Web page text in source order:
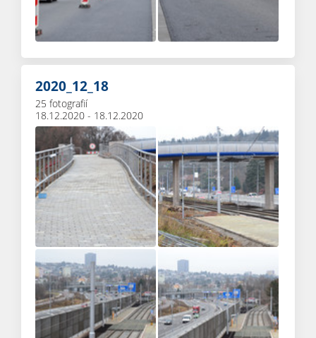
2020_12_18
25 fotografií
18.12.2020 - 18.12.2020